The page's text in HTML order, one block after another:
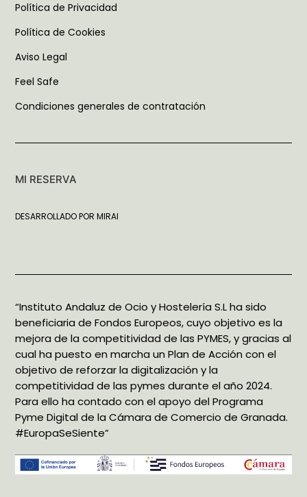
Política de Privacidad
Política de Cookies
Aviso Legal
Feel Safe
Condiciones generales de contratación
MI RESERVA
DESARROLLADO PORMIRAI
“Instituto Andaluz de Ocio y Hostelería S.L ha sido
beneficiaria de Fondos Europeos, cuyo objetivo es la
mejora de la competitividad de las PYMES, y gracias al
cual ha puesto en marcha un Plan de Acción con el
objetivo de reforzar la digitalización y la
competitividad de las pymes durante el año 2024.
Para ello ha contado con el apoyo del Programa
Pyme Digital de la Cámara de Comercio de Granada.
#EuropaSeSiente”